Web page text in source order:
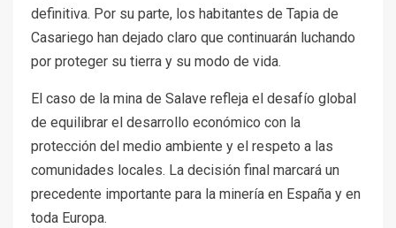
definitiva. Por su parte, los habitantes de Tapia de
Casariego han dejado claro que continuarán luchando
por proteger su tierra y su modo de vida.
El caso de la mina de Salave refleja el desafío global
de equilibrar el desarrollo económico con la
protección del medio ambiente y el respeto a las
comunidades locales. La decisión final marcará un
precedente importante para la minería en España y en
toda Europa.